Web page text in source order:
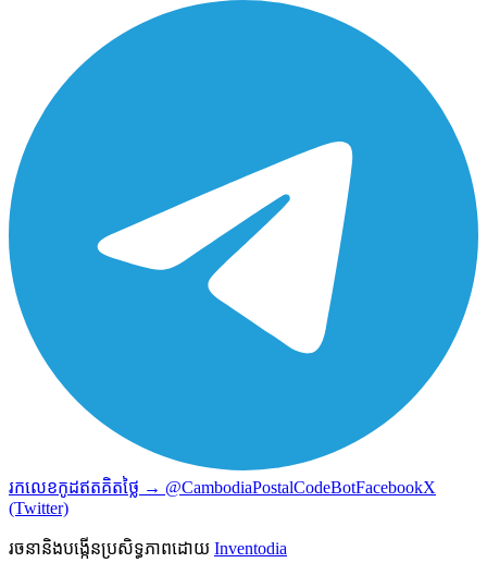
រកលេខកូដឥតគិតថ្លៃ → @CambodiaPostalCodeBotFacebookX
(Twitter)
រចនានិងបង្កើនប្រសិទ្ធភាពដោយ Inventodia